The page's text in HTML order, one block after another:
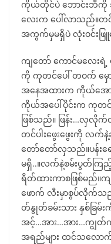
ကိုယ်တိုင်ပဲ ဘောင်းဘီကို
လေးက ပေါ်လာသည်။တ
အကွက်မှမရှိပဲ လုံးဝင်းဖြူ
ကျတော် ကောင်မလေးရဲ့
ကို ကုတင်ပေါ် တဝက် မှေ
အနေအထားက ကိုယ်အေ
ကိုယ်အပေါ်ပိုင်းက ကုတင်ပ
ဖြစ်သည်။ ဖြန်း…လှလို
တင်ပါးဖွေးဖွေးကို လ
တော်တော်လှသည်။ပန်းရေ
မရှိ..။လက်နဲ့စမ်းပွတ်ကြ
ရိတ်ထားကာစဖြစ်မည်။ကျ
ဖောက် လီးမှာစွပ်လိုက်သ
တ်နွုတ်ခမ်းသား နှစ်ခြ
အင့်…အား…အား…ကျွ
အရည်များ ထင်သလေ